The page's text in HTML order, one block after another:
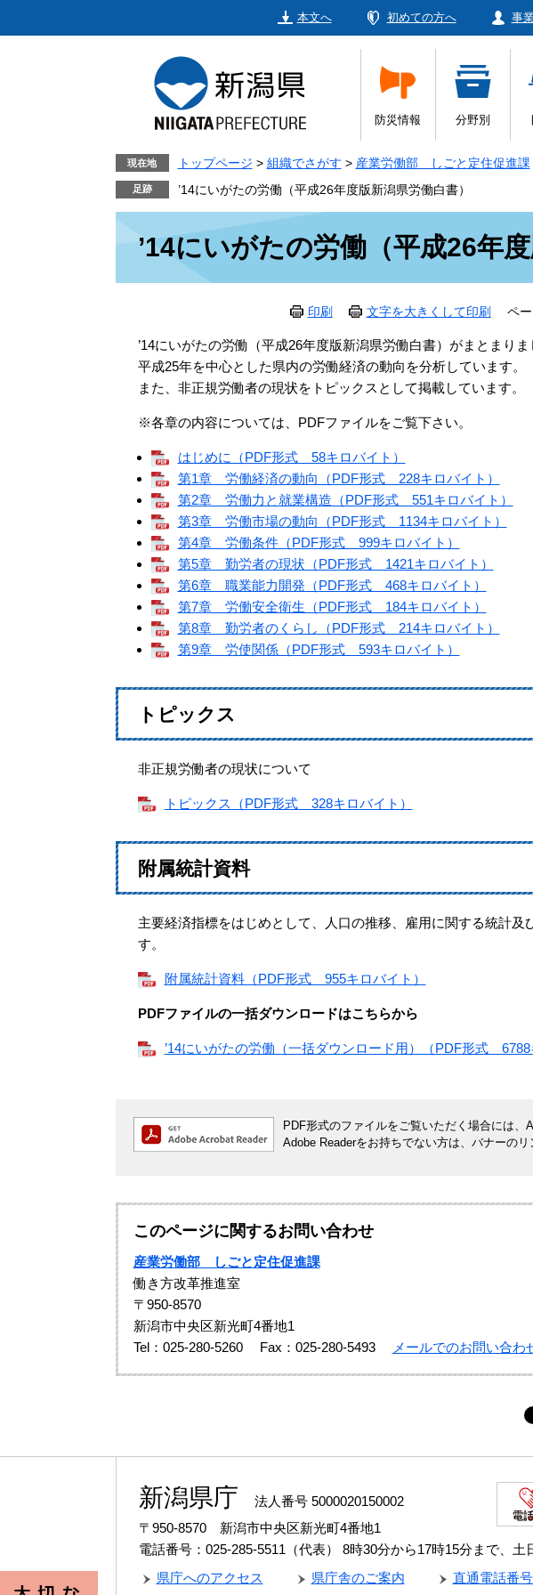
本文へ 初めての方へ 事
防災情報 分野別
現在地 トップページ > 組織でさがす > 産業労働部 しごと定住促進課
’14にいがたの労働（平成26年度版新潟県労働白書）
’14にいがたの労働（平成26年
印刷 文字を大きくして印刷 ペ
’14にいがたの労働（平成26年度版新潟県労働白書）がまとまりま
平成25年を中心とした県内の労働経済の動向を分析しています。
また、非正規労働者の現状をトピックスとして掲載しています。
※各章の内容については、PDFファイルをご覧下さい。
はじめに（PDF形式 58キロバイト）
第1章 労働経済の動向（PDF形式 228キロバイト）
第2章 労働力と就業構造（PDF形式 551キロバイト）
第3章 労働市場の動向（PDF形式 1134キロバイト）
第4章 労働条件（PDF形式 999キロバイト）
第5章 勤労者の現状（PDF形式 1421キロバイト）
第6章 職業能力開発（PDF形式 468キロバイト）
第7章 労働安全衛生（PDF形式 184キロバイト）
第8章 勤労者のくらし（PDF形式 214キロバイト）
第9章 労使関係（PDF形式 593キロバイト）
トピックス
非正規労働者の現状について
トピックス（PDF形式 328キロバイト）
附属統計資料
主要経済指標をはじめとして、人口の推移、雇用に関する統計
す。
附属統計資料（PDF形式 955キロバイト）
PDFファイルの一括ダウンロードはこちらから
’14にいがたの労働（一括ダウンロード用）（PDF形式 6788
PDF形式のファイルをご覧いただく場合には、
Adobe Readerをお持ちでない方は、バナーの
このページに関するお問い合わせ
産業労働部 しごと定住促進課
働き方改革推進室
〒950-8570
新潟市中央区新光町4番地1
Tel：025-280-5260
Fax：025-280-5493 メールでのお問い合わ
新潟県庁
法人番号 5000020150002
〒950-8570 新潟市中央区新光町4番地1
電話番号：025-285-5511（代表）
8時30分から17時15分まで、土
県庁へのアクセス 県庁舎のご案内 直通電話番